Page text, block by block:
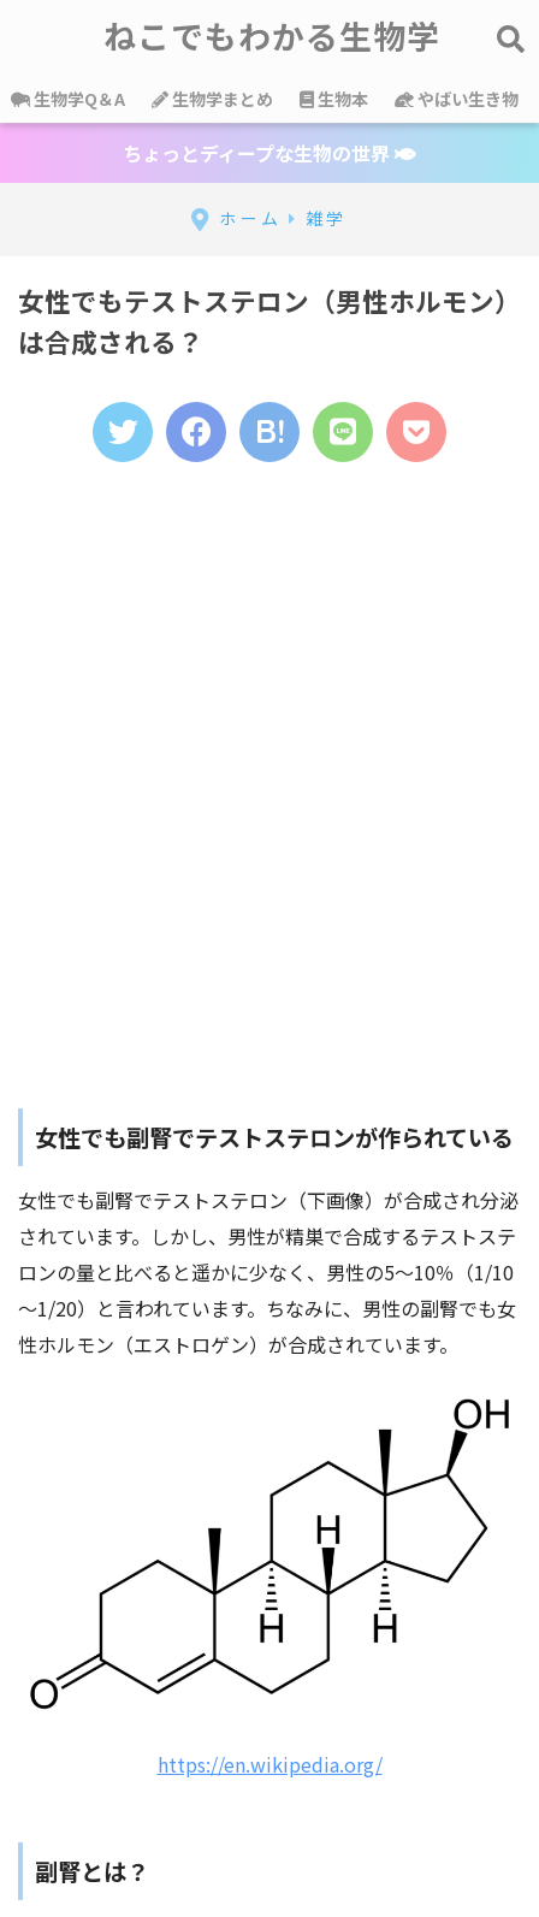
ねこでもわかる生物学
生物学Q＆A 生物学まとめ 生物本 やばい生き物
ちょっとディープな生物の世界
ホーム 雑学
女性でもテストステロン（男性ホルモン）
は合成される？
女性でも副腎でテストステロンが作られている
女性でも副腎でテストステロン（下画像）が合成され分泌
されています。しかし、男性が精巣で合成するテストステ
ロンの量と比べると遥かに少なく、男性の5～10％（1/10
～1/20）と言われています。ちなみに、男性の副腎でも女
性ホルモン（エストロゲン）が合成されています。
https://en.wikipedia.org/
副腎とは？